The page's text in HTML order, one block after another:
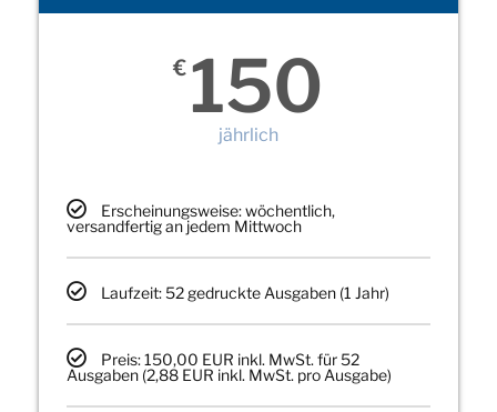
€ 150
jährlich
Erscheinungsweise: wöchentlich,
versandfertig an jedem Mittwoch
Laufzeit: 52 gedruckte Ausgaben (1 Jahr)
Preis: 150,00 EUR inkl. MwSt. für 52
Ausgaben (2,88 EUR inkl. MwSt. pro Ausgabe)